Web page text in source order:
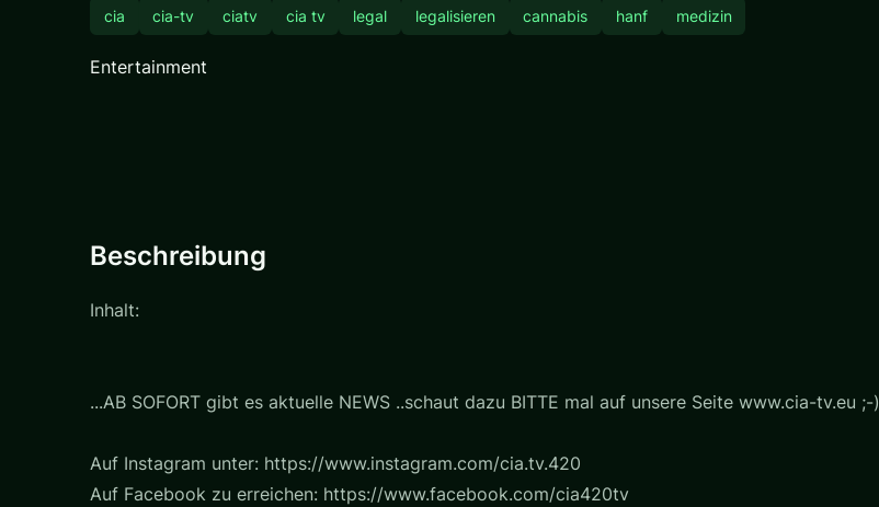
cia cia-tv ciatv cia tv legal legalisieren cannabis hanf medizin
Entertainment
Beschreibung
Inhalt:
...AB SOFORT gibt es aktuelle NEWS ..schaut dazu BITTE mal auf unsere Seite www.cia-tv.eu ;-)
Auf Instagram unter: https://www.instagram.com/cia.tv.420
Auf Facebook zu erreichen: https://www.facebook.com/cia420tv